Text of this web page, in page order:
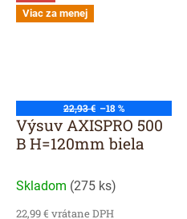
Viac za menej
22,93 € –18 %
Výsuv AXISPRO 500
B H=120mm biela
Skladom (275 ks)
22,99 € vrátane DPH